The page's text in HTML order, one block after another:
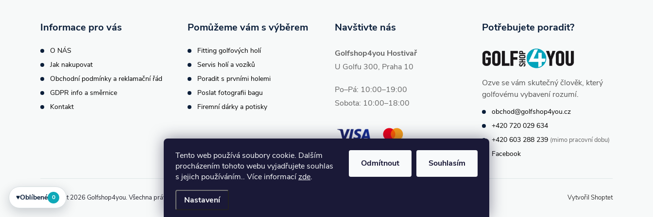
Tento web používá soubory cookie. Dalším
procházením tohoto webu vyjadřujete souhlas
s jejich používáním.. Více informacízde.
Nastavení
Odmítnout Souhlasím
Informace pro vás
O NÁS
Jak nakupovat
Obchodní podmínky a reklamační řád
GDPR info a směrnice
Kontakt
Navštivte nás
Golfshop4you Hostivař
U Golfu 300, Praha 10
Po–Pá: 10:00–19:00
Sobota: 10:00–18:00
Pomůžeme vám s výběrem
Fitting golfových holí
Servis holí a vozíků
Poradit s prvními holemi
Poslat fotografii bagu
Firemní dárky a potisky
Potřebujete poradit?
Ozve se vám skutečný člověk, který
golfovému vybavení rozumí.
obchod@golfshop4you.cz
+420 720 029 634
+420 603 288 239 (mimo pracovní dobu)
Facebook
Vytvořil Shoptet
Copyright 2026 Golfshop4you. Všechna práva vyhrazena.Upravit nastavení cookies
♥Oblíbené 0